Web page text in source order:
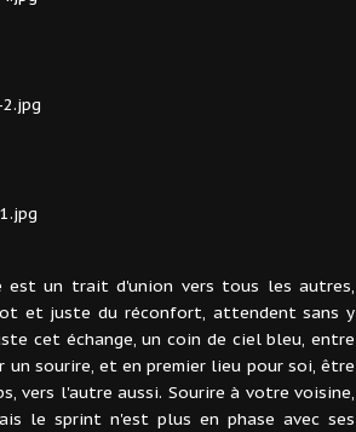
est un trait d'union vers tous les autres,
et juste du réconfort, attendent sans y
cet échange, un coin de ciel bleu, entre
sourire, et en premier lieu pour soi, être
vers l'autre aussi. Sourire à votre voisine,
le sprint n'est plus en phase avec ses